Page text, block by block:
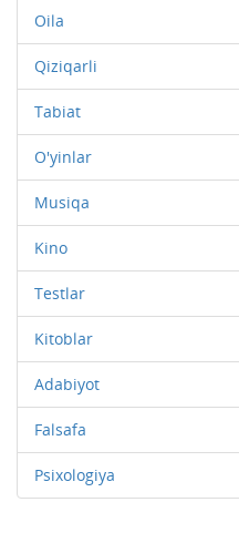
Oila
Qiziqarli
Tabiat
O'yinlar
Musiqa
Kino
Testlar
Kitoblar
Adabiyot
Falsafa
Psixologiya